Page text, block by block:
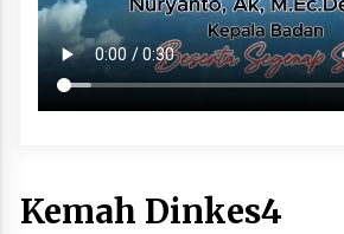
Kemah Dinkes4